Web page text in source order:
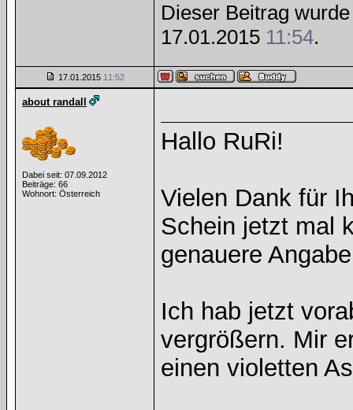
Dieser Beitrag
17.01.2015 11:54.
17.01.2015 11:52
about randall
Dabei seit: 07.09.2012
Beiträge: 66
Wohnort: Österreich
Hallo RuRi!
Vielen Dank für
Schein jetzt mal
genauere
Ich hab jetzt
vergrößern. Mir
einen violetten